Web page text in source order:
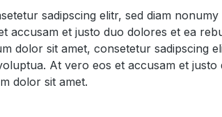
sadipscing elitr, sed diam
accusam et justo duo dolores et ea
dolor sit amet, consetetur sadipscing
At vero eos et accusam et
dolor sit amet.